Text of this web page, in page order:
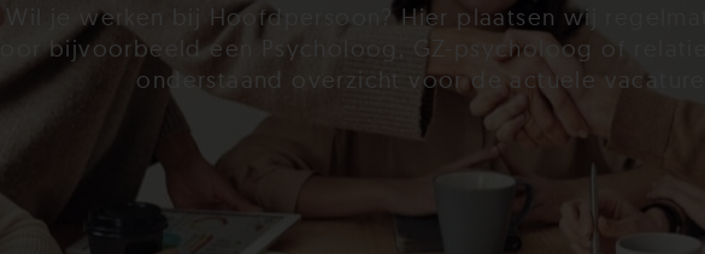
Wil je werken bij Hoofdpersoon? Hier plaatsen wij
voor bijvoorbeeld een Psycholoog, GZ-psycholoog of
onderstaand overzicht voor de actuele